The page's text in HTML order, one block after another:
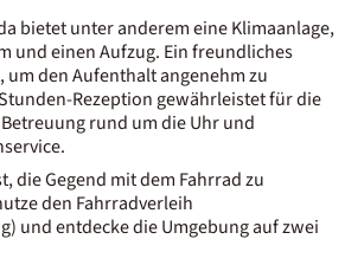
bietet unter anderem eine Klimaanlage,
und einen Aufzug. Ein freundliches
um den Aufenthalt angenehm zu
Rezeption gewährleistet für die
rund um die Uhr und
die Gegend mit dem Fahrrad zu
den Fahrradverleih
und entdecke die Umgebung auf zwei